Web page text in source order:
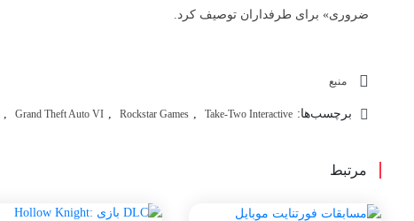
ضروری» برای طرفداران توصیف کرد.
منبع
برچسب‌ها: , Grand Theft Auto VI , Rockstar Games , Take-Two Interactive
مرتبط